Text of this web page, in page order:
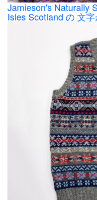
Jamieson's Naturally
Isles Scotland の 文字